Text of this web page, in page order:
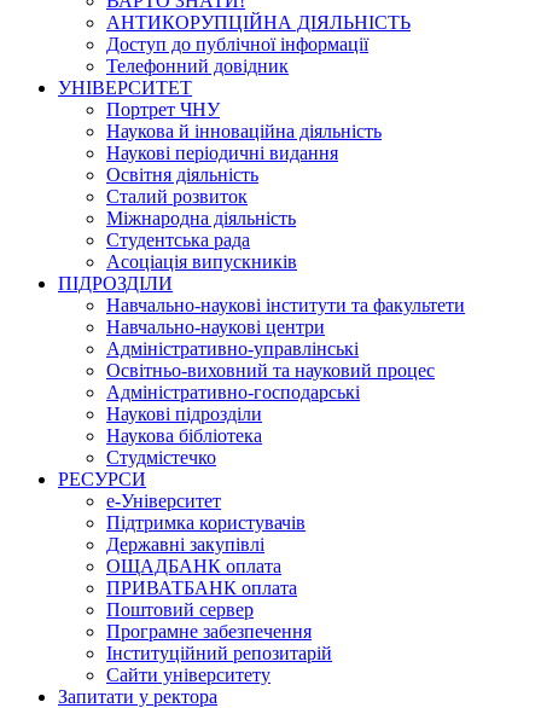
АНТИКОРУПЦІЙНА ДІЯЛЬНІСТЬ
Доступ до публічної інформації
Телефонний довідник
УНІВЕРСИТЕТ
Портрет ЧНУ
Наукова й інноваційна діяльність
Наукові періодичні видання
Освітня діяльність
Сталий розвиток
Міжнародна діяльність
Студентська рада
Асоціація випускників
ПІДРОЗДІЛИ
Навчально-наукові інститути та факультети
Навчально-наукові центри
Адміністративно-управлінські
Освітньо-виховний та науковий процес
Адміністративно-господарські
Наукові підрозділи
Наукова бібліотека
Студмістечко
РЕСУРСИ
е-Університет
Підтримка користувачів
Державні закупівлі
ОЩАДБАНК оплата
ПРИВАТБАНК оплата
Поштовий сервер
Програмне забезпечення
Інституційний репозитарій
Сайти університету
Запитати у ректора